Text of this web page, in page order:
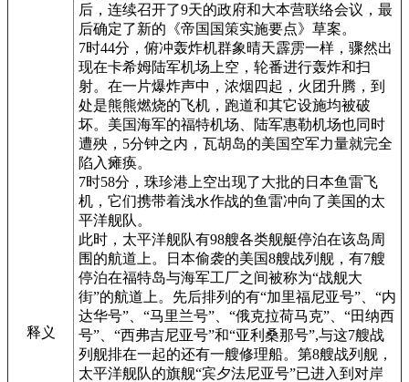
释义
后，连续召开了9天的政府和大本营联络会议，最
后确定了新的《帝国国策实施要点》草案。
7时44分，俯冲轰炸机群象晴天霹雳一样，骤然出
现在卡希姆陆军机场上空，轮番进行轰炸和扫
射。在一片爆炸声中，浓烟四起，火团升腾，到
处是熊熊燃烧的飞机，跑道和其它设施均被破
坏。美国海军的福特机场、陆军惠勒机场也同时
遭殃，5分钟之内，瓦胡岛的美国空军力量就完全
陷入瘫痪。
7时58分，珠珍港上空出现了大批的日本鱼雷飞
机，它们携带着浅水作战的鱼雷冲向了美国的太
平洋舰队。
此时，太平洋舰队有98艘各类舰艇停泊在该岛周
围的航道上。日本偷袭的美国8艘战列舰，有7艘
停泊在福特岛与海军工厂之间被称为“战舰大
街”的航道上。先后排列的有“加里福尼亚号”、“内
达华号”、“马里兰号”、“俄克拉荷马克”、“田纳西
号”、“西弗吉尼亚号”和“亚利桑那号”,与这7艘战
列舰排在一起的还有一艘修理船。第8艘战列舰，
太平洋舰队的旗舰“宾夕法尼亚号”已进入到对岸